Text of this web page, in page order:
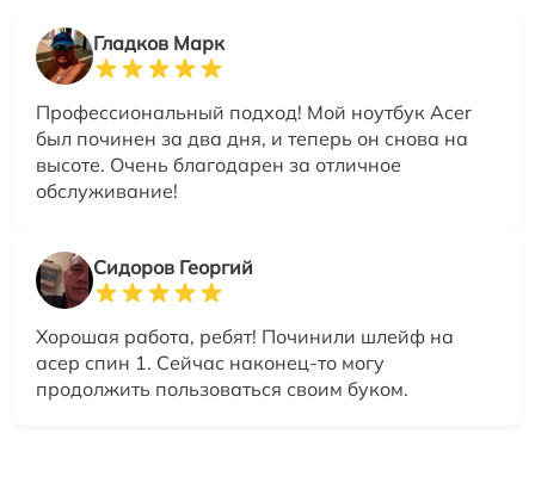
Гладков Марк
Профессиональный подход! Мой ноутбук Acer
был починен за два дня, и теперь он снова на
высоте. Очень благодарен за отличное
обслуживание!
Сидоров Георгий
Хорошая работа, ребят! Починили шлейф на
асер спин 1. Сейчас наконец-то могу
продолжить пользоваться своим буком.